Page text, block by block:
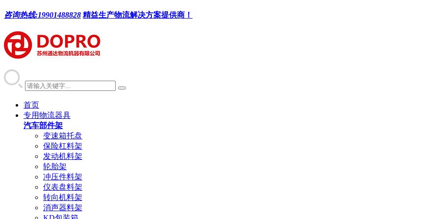
咨询热线:19901488828 精益生产物流解决方案提供商！
首页
专用物流器具
汽车部件架
变速箱托盘
保险杠料架
发动机料架
轮胎架
冲压件料架
仪表盘料架
转向机料架
消声器料架